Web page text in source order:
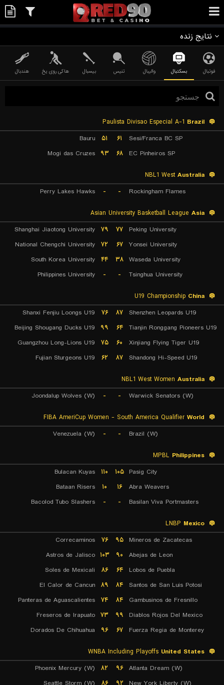
نتایج زنده
فوتبال بسکتبال والیبال تنیس بیسبال هاکی روی یخ هندبال
Brazil
Sesi/Franca BC SP
۶۱ ۵۱
Bauru
EC Pinheiros SP
۶۸ ۹۳ Mogi das Cruzes
Australia
NBL1 West
Rockingham Flames
-
-
Perry Lakes Hawks
Asia
Peking University
۷۷ ۷۹
Shanghai Jiaotong University
Yonsei University
۶۷ ۷۲
National Chengchi University
Waseda University ۳۸ ۴۴
South Korea University
Tsinghua University
-
-
Philippines University
China
Shenzhen Leopards U19
۸۷ ۷۶
Shanxi Fenjiu Loongs U19
Tianjin Ronggang Pioneers U19
۶۴ ۹۹
Beijing Shougang Ducks U19
Xinjiang Flying Tiger U19
۶۰ ۷۵
Guangzhou Long-Lions U19
Shandong Hi-Speed U19
۸۷ ۶۲ Fujian Sturgeons U19
Australia
Warwick Senators (W)
-
-
Joondalup Wolves (W)
World
Brazil (W)
-
-
Venezuela (W)
Philippines
Pasig City ۱۰۵ ۱۱۰
Bulacan Kuyas
Abra Weavers
۱۶ ۱۰
Bataan Risers
Basilan Viva Portmasters
-
-
Bacolod Tubo Slashers
Mexico
Mineros de Zacatecas
۹۵ ۷۶
Correcaminos
Abejas de Leon
۹۰ ۱۰۳ Astros de Jalisco
Lobos de Puebla
۶۴ ۸۶
Soles de Mexicali
Santos de San Luis Potosi
۸۴ ۸۹
El Calor de Cancun
Gambusinos de Fresnillo
۸۴ ۷۴
Panteras de Aguascalientes
Diablos Rojos Del Mexico
۹۹ ۷۳ Freseros de Irapuato
Fuerza Regia de Monterey
۶۷ ۹۶ Dorados De Chihuahua
United States
Atlanta Dream (W)
۹۶ ۸۲
Phoenix Mercury (W)